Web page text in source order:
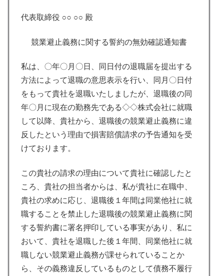
代表取締役 ○○ ○○ 殿
競業避止義務に関する誓約の無効確認通知書
私は、〇年〇月〇日、同日付の退職届を提出する
方法によって退職の意思表示を行い、同月〇日付
をもって貴社を退職いたしましたが、退職後の同
年〇月に現在の勤務先である◇◇株式会社に就職
して以降、貴社から、退職後の競業避止義務に違
反したという理由で損害賠償請求の予告通知を受
けております。
この貴社の請求の理由について貴社に確認したと
ころ、貴社の担当者からは、私が貴社に在職中、
貴社の求めに応じ、退職後１年間は同業他社に就
職することを禁止した退職後の競業避止義務に関
する誓約書に署名押印している事実があり、私に
おいて、貴社を退職した後１年間、同業他社に就
職しない競業避止義務が課せられていることか
ら、その義務違反しているものとして債務不履行